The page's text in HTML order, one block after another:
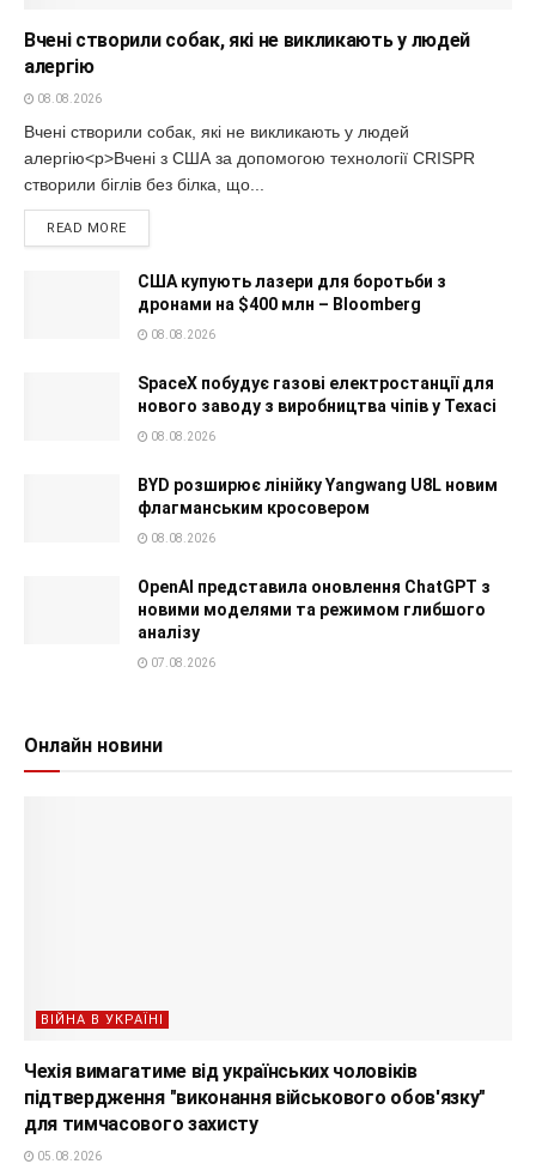
Вчені створили собак, які не викликають у людей
алергію
08.08.2026
Вчені створили собак, які не викликають у людей
алергію<p>Вчені з США за допомогою технології CRISPR
створили біглів без білка, що...
READ MORE
США купують лазери для боротьби з
дронами на $400 млн – Bloomberg
08.08.2026
SpaceX побудує газові електростанції для
нового заводу з виробництва чіпів у Техасі
08.08.2026
BYD розширює лінійку Yangwang U8L новим
флагманським кросовером
08.08.2026
OpenAI представила оновлення ChatGPT з
новими моделями та режимом глибшого
аналізу
07.08.2026
Онлайн новини
ВІЙНА В УКРАЇНІ
Чехія вимагатиме від українських чоловіків
підтвердження "виконання військового обов'язку"
для тимчасового захисту
05.08.2026